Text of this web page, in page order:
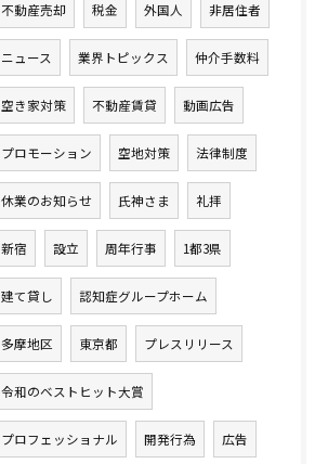
不動産売却 税金 外国人 非居住者
ニュース 業界トピックス 仲介手数料
空き家対策 不動産賃貸 動画広告
プロモーション 空地対策 法律制度
休業のお知らせ 氏神さま 礼拝
新宿 設立 周年行事 1都3県
建て貸し 認知症グループホーム
多摩地区 東京都 プレスリリース
令和のベストヒット大賞
プロフェッショナル 開発行為 広告